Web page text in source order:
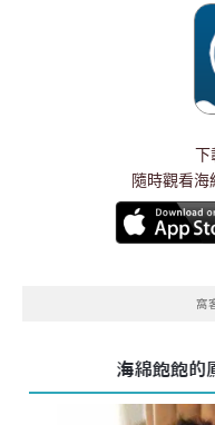
下
隨時觀看海
窩